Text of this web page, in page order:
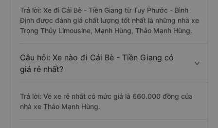
Trả lời: Xe đi Cái Bè - Tiền Giang từ Tuy Phước - Bình
Định được đánh giá chất lượng tốt nhất là những nhà xe
Trọng Thủy Limousine, Mạnh Hùng, Thảo Mạnh Hùng.
Câu hỏi: Xe nào đi Cái Bè - Tiền Giang có
giá rẻ nhất?
Trả lời: Vé xe rẻ nhất có mức giá là 660.000 đồng của
nhà xe Thảo Mạnh Hùng.